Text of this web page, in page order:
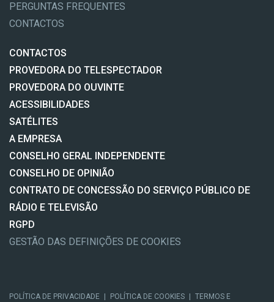
PERGUNTAS FREQUENTES
CONTACTOS
CONTACTOS
PROVEDORA DO TELESPECTADOR
PROVEDORA DO OUVINTE
ACESSIBILIDADES
SATÉLITES
A EMPRESA
CONSELHO GERAL INDEPENDENTE
CONSELHO DE OPINIÃO
CONTRATO DE CONCESSÃO DO SERVIÇO PÚBLICO DE
RÁDIO E TELEVISÃO
RGPD
GESTÃO DAS DEFINIÇÕES DE COOKIES
POLÍTICA DE PRIVACIDADE POLÍTICA DE COOKIES TERMOS E